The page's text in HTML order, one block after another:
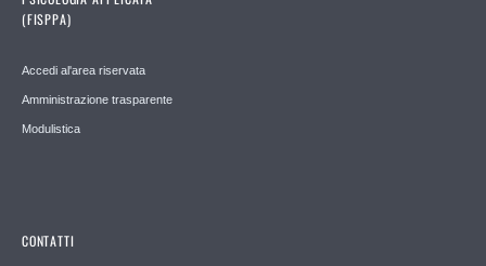
(FISPPA)
Accedi al'area riservata
Amministrazione trasparente
Modulistica
CONTATTI